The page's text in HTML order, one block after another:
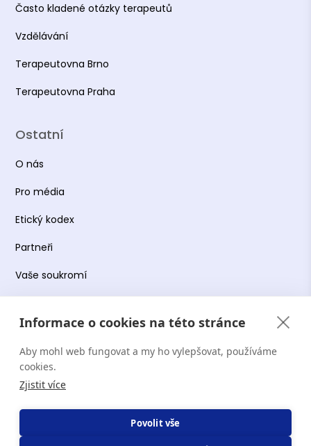
Informace o cookies na této stránce
Aby mohl web fungovat a my ho vylepšovat, používáme
cookies.
Zjistit více
Povolit vše
Často kladené otázky terapeutů
Vzdělávání
Terapeutovna Brno
Terapeutovna Praha
Ostatní
O nás
Pro média
Etický kodex
Partneři
Vaše soukromí
Obchodní podmínky
Podmínky používání platformy
Copyright Terapie CZ s.r.o. 2026. Všechna práva